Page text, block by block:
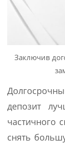
Заключив
депозит
частичного
снять